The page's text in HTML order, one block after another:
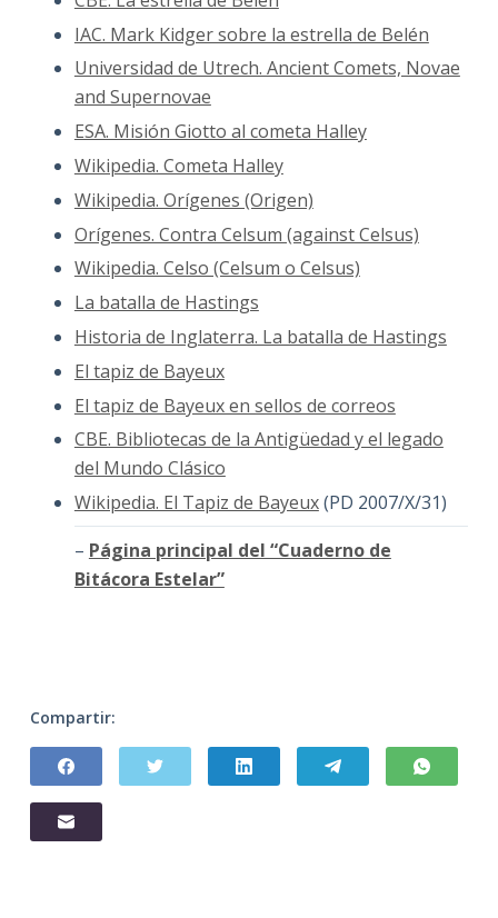
IAC. Mark Kidger sobre la estrella de Belén
Universidad de Utrech. Ancient Comets, Novae
and Supernovae
ESA. Misión Giotto al cometa Halley
Wikipedia. Cometa Halley
Wikipedia. Orígenes (Origen)
Orígenes. Contra Celsum (against Celsus)
Wikipedia. Celso (Celsum o Celsus)
La batalla de Hastings
Historia de Inglaterra. La batalla de Hastings
El tapiz de Bayeux
El tapiz de Bayeux en sellos de correos
CBE. Bibliotecas de la Antigüedad y el legado
del Mundo Clásico
Wikipedia. El Tapiz de Bayeux(PD 2007/X/31)
– Página principal del “Cuaderno de
Bitácora Estelar”
Compartir: